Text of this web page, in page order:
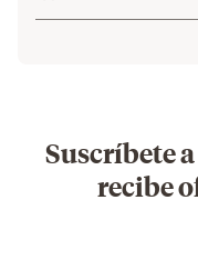
Suscríbete
recibe